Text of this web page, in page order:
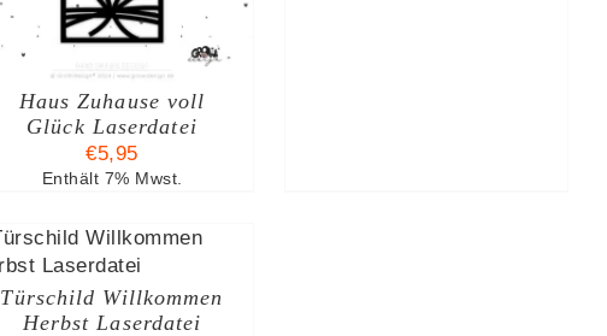
Haus Zuhause voll
Glück Laserdatei
€5,95
Enthält 7% Mwst.
Türschild Willkommen
Herbst Laserdatei